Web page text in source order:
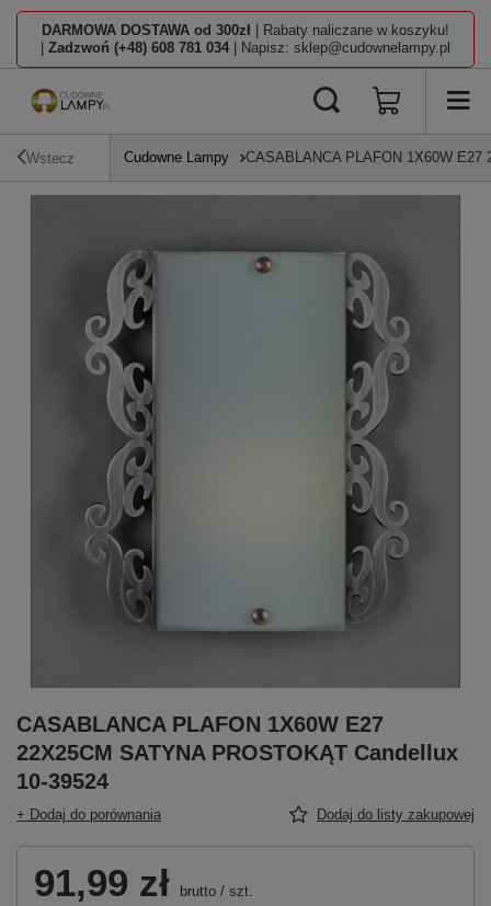
DARMOWA DOSTAWA od 300zł | Rabaty naliczane w koszyku!
Zadzwoń (+48) 608 781 034 | Napisz: sklep@cudownelampy.pl
Wstecz Cudowne Lampy CASABLANCA PLAFON 1X60W E27
CASABLANCA PLAFON 1X60W E27
22X25CM SATYNA PROSTOKĄT Candellux
10-39524
+ Dodaj do porównania Dodaj do listy zakupowej
91,99 zł brutto / szt.